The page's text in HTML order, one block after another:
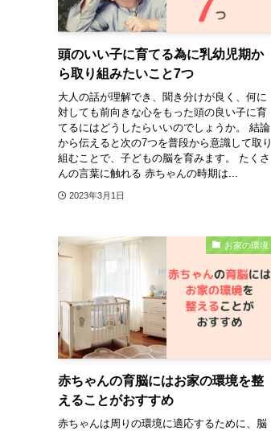
頭のいい子に育てる為に乳幼児期か
ら取り組みたいこと7つ
大人の話が理解でき、聞き分けが良く、何に
対しても前向きな心をもった頭の良い子に育
てるにはどうしたらいいのでしょうか。 結論
から伝えると次の7つを普段から意識して取り
組むことで、子どもの脳を育みます。 たくさ
んの言葉に触れる 赤ちゃんの時期は...
2023年3月1日
お家の環境
赤ちゃんの育脳にはお家の環境を整
えることがおすすめ
赤ちゃんは周りの環境に適応するために、脳